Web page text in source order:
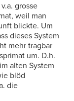
grosse
weil man
blickte. Um
dieses System
mehr tragbar
um. D.h.
alten System
blöd
die